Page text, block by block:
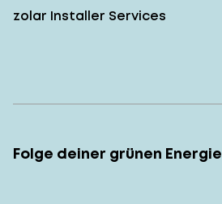
zolar Installer Services
Folge deiner grünen Energie